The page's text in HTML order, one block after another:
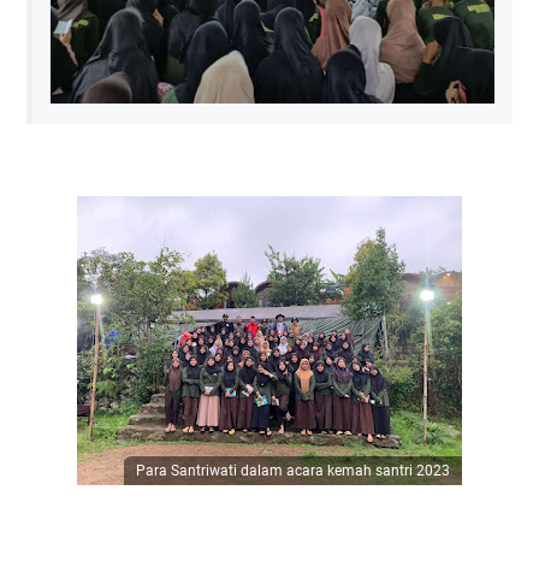
Para Santriwati dalam acara kemah santri 2023